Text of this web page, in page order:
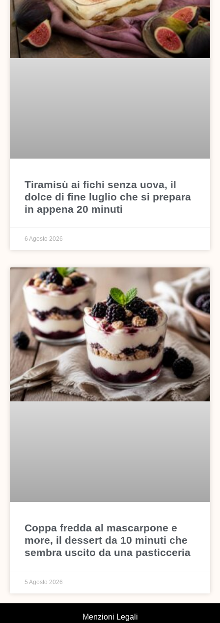
Tiramisù ai fichi senza uova, il
dolce di fine luglio che si prepara
in appena 20 minuti
6 Agosto 2026
Coppa fredda al mascarpone e
more, il dessert da 10 minuti che
sembra uscito da una pasticceria
5 Agosto 2026
Menzioni Legali